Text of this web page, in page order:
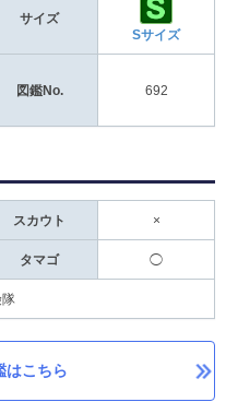
サイズ
Sサイズ
図鑑No. 692
スカウト ×
タマゴ ◯
隊
はこちら